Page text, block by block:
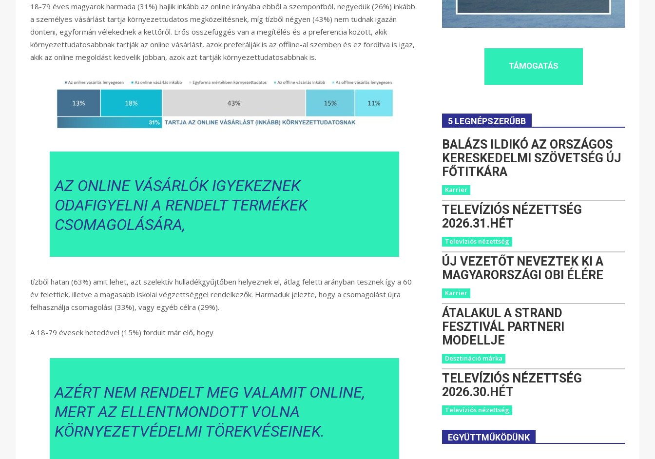
18-79 éves magyarok harmada (31%) hajlik inkább az online irányába ebből a szempontból, negyedük (26%) inkább
a személyes vásárlást tartja környezettudatos megközelítésnek, míg tízből négyen (43%) nem tudnak igazán
dönteni, egyformán vélekednek a kettőről. Erős összefüggés van a megítélés és a preferencia között, akik
környezettudatosabbnak tartják az online vásárlást, azok preferálják is az offline-al szemben és ez fordítva is igaz,
akik az online megoldást kedvelik jobban, azok azt tartják környezettudatosabbnak is.
AZ ONLINE VÁSÁRLÓK IGYEKEZNEK
ODAFIGYELNI A RENDELT TERMÉKEK
CSOMAGOLÁSÁRA,
tízből hatan (63%) amit lehet, azt szelektív hulladékgyűjtőben helyeznek el, átlag feletti arányban tesznek így a 60
év felettiek, illetve a magasabb iskolai végzettséggel rendelkezők. Harmaduk jelezte, hogy a csomagolást újra
felhasználja csomagolási (33%), vagy egyéb célra (29%).
A 18-79 évesek hetedével (15%) fordult már elő, hogy
AZÉRT NEM RENDELT MEG VALAMIT ONLINE,
MERT AZ ELLENTMONDOTT VOLNA
KÖRNYEZETVÉDELMI TÖREKVÉSEINEK.
TÁMOGATÁS
5 LEGNÉPSZERŰBB
BALÁZS ILDIKÓ AZ ORSZÁGOS
KERESKEDELMI SZÖVETSÉG ÚJ
FŐTITKÁRA
Karrier
TELEVÍZIÓS NÉZETTSÉG
2026.31.HÉT
Televíziós nézettség
ÚJ VEZETŐT NEVEZTEK KI A
MAGYARORSZÁGI OBI ÉLÉRE
Karrier
ÁTALAKUL A STRAND
FESZTIVÁL PARTNERI
MODELLJE
Desztináció márka
TELEVÍZIÓS NÉZETTSÉG
2026.30.HÉT
Televíziós nézettség
EGYÜTTMŰKÖDÜNK